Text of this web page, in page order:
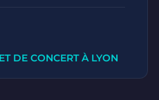
DE CONCERT À LYON